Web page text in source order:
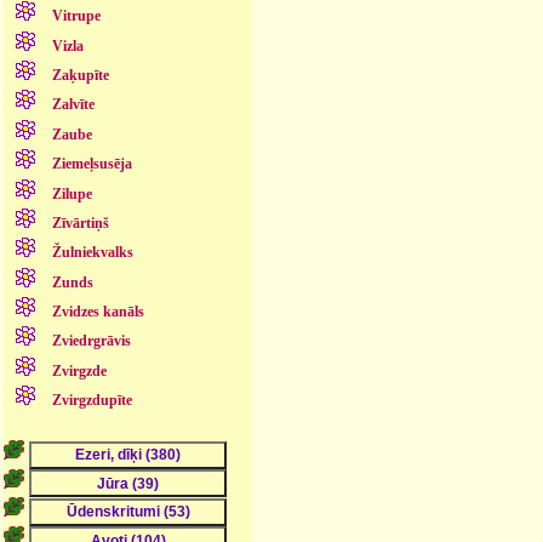
Vitrupe
Vizla
Zaķupīte
Zalvīte
Zaube
Ziemeļsusēja
Zilupe
Zīvārtiņš
Žulniekvalks
Zunds
Zvidzes kanāls
Zviedrgrāvis
Zvirgzde
Zvirgzdupīte